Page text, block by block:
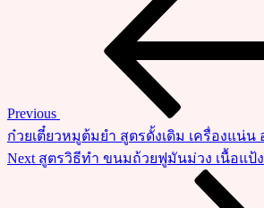
ทาน
เล่น
อร่อย
Previous
ก๋วยเตี๋ยวหมูต้มยำ สูตรดั้งเดิม เครื่องแน่น
Next
Post
Next สูตรวิธีทำ ขนมถ้วยฟูมันม่วง เนื้อแป้